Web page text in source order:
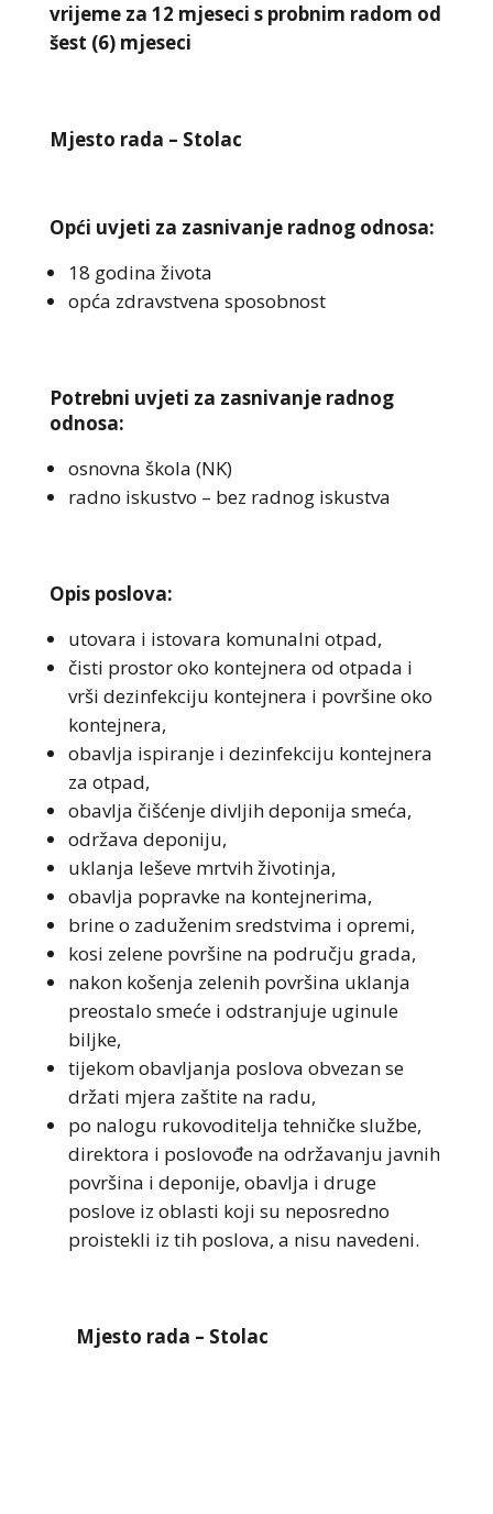
vrijeme za 12 mjeseci s probnim radom od
šest (6) mjeseci
Mjesto rada – Stolac
Opći uvjeti za zasnivanje radnog odnosa:
18 godina života
opća zdravstvena sposobnost
Potrebni uvjeti za zasnivanje radnog
odnosa:
osnovna škola (NK)
radno iskustvo – bez radnog iskustva
Opis poslova:
utovara i istovara komunalni otpad,
čisti prostor oko kontejnera od otpada i
vrši dezinfekciju kontejnera i površine oko
kontejnera,
obavlja ispiranje i dezinfekciju kontejnera
za otpad,
obavlja čišćenje divljih deponija smeća,
održava deponiju,
uklanja leševe mrtvih životinja,
obavlja popravke na kontejnerima,
brine o zaduženim sredstvima i opremi,
kosi zelene površine na području grada,
nakon košenja zelenih površina uklanja
preostalo smeće i odstranjuje uginule
biljke,
tijekom obavljanja poslova obvezan se
držati mjera zaštite na radu,
po nalogu rukovoditelja tehničke službe,
direktora i poslovođe na održavanju javnih
površina i deponije, obavlja i druge
poslove iz oblasti koji su neposredno
proistekli iz tih poslova, a nisu navedeni.
Mjesto rada – Stolac